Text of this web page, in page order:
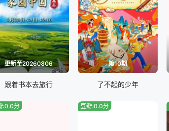
20260606熟人局
更) 20260610游戏特辑
20260614.跑男档案
20260624游戏特辑
更新至20260806
跟着书本去旅行
第10期
了不起的少年
:0.0分 豆瓣:0.0分